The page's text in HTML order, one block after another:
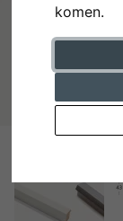
komen.